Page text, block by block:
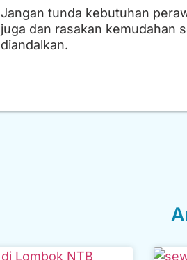
Jangan tunda kebutuhan
juga dan rasakan kemudahan
diandalkan.